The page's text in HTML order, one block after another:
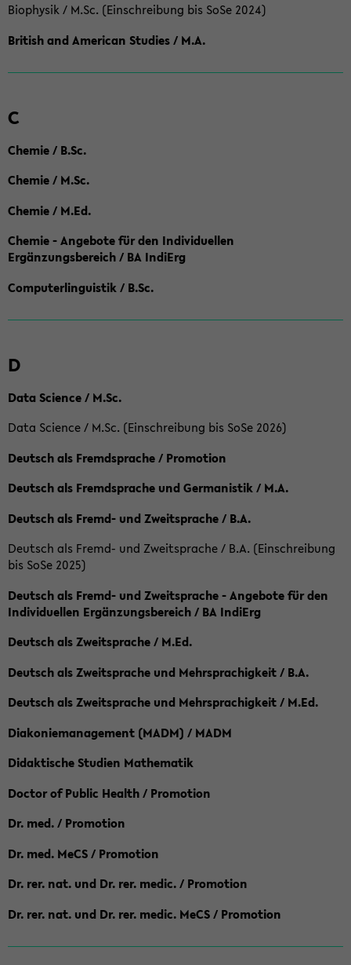
Biophysik / M.Sc. (Einschreibung bis SoSe 2024)
British and American Studies / M.A.
C
Chemie / B.Sc.
Chemie / M.Sc.
Chemie / M.Ed.
Chemie - Angebote für den Individuellen
Ergänzungsbereich / BA IndiErg
Computerlinguistik / B.Sc.
D
Data Science / M.Sc.
Data Science / M.Sc. (Einschreibung bis SoSe 2026)
Deutsch als Fremdsprache / Promotion
Deutsch als Fremdsprache und Germanistik / M.A.
Deutsch als Fremd- und Zweitsprache / B.A.
Deutsch als Fremd- und Zweitsprache / B.A. (Einschreibung
bis SoSe 2025)
Deutsch als Fremd- und Zweitsprache - Angebote für den
Individuellen Ergänzungsbereich / BA IndiErg
Deutsch als Zweitsprache / M.Ed.
Deutsch als Zweitsprache und Mehrsprachigkeit / B.A.
Deutsch als Zweitsprache und Mehrsprachigkeit / M.Ed.
Diakoniemanagement (MADM) / MADM
Didaktische Studien Mathematik
Doctor of Public Health / Promotion
Dr. med. / Promotion
Dr. med. MeCS / Promotion
Dr. rer. nat. und Dr. rer. medic. / Promotion
Dr. rer. nat. und Dr. rer. medic. MeCS / Promotion